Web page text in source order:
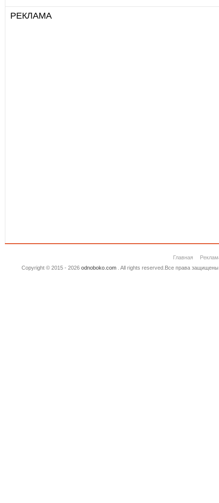
РЕКЛАМА
Главная
Copyright © 2015 - 2026 odnoboko.com. All rights reserved.Все права защищены.